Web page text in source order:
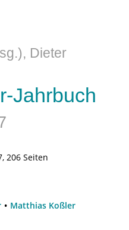
Dieter
Jahrbuch
206 Seiten
Matthias Koßler